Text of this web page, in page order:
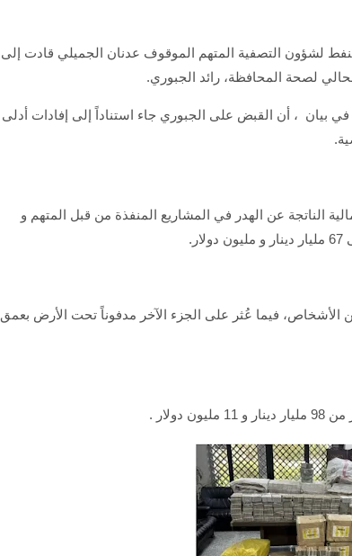
النفط لشؤون التصفية المتهم الموقوف عدنان الجميلي قادت إلى
لصحة المحافظة، رائد الجبوري.
بيان ، أن القبض على الجبوري جاء استناداً إلى إفادات أدلى
الناتجة عن الهدر في المشاريع المنفذة من قبل المتهم و
فيما عُثر على الجزء الآخر مدفوناً تحت الأرض بعمق
.